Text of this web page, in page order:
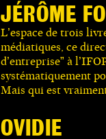
JÉRÔME
L’espace de trois
médiatiques, ce
d’entreprise” à
systématiquement
Mais qui est
OVIDIE